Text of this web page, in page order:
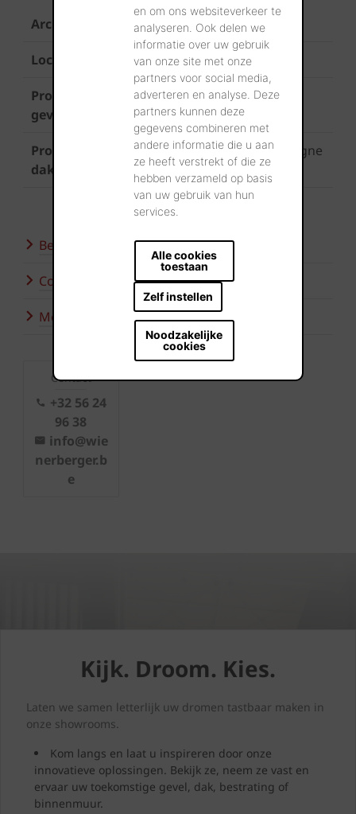
en om ons websiteverkeer te
analyseren. Ook delen we
informatie over uw gebruik
van onze site met onze
partners voor social media,
adverteren en analyse. Deze
partners kunnen deze
gegevens combineren met
andere informatie die u aan
ze heeft verstrekt of die ze
hebben verzameld op basis
van uw gebruik van hun
services.
Alle cookies
toestaan
Zelf instellen
Noodzakelijke
cookies
Architect US Architecten
Locatie Roeselare
Product
gevel
Terca Metropolis Atrium Rood
Product
dak
Koramic Actua 10Antiek Bourgogne
(product op maat)
Bezoek onze showroom
Contacteer ons
Meer inspiratie
Contact
+32 56 24
96 38
info@wie
nerberger.b
e
Kijk. Droom. Kies.
Laten we samen letterlijk uw dromen tastbaar maken in
onze showrooms.
Kom langs en laat u inspireren door onze
innovatieve oplossingen. Bekijk ze, neem ze vast en
ervaar uw toekomstige gevel, dak, bestrating of
binnenmuur.